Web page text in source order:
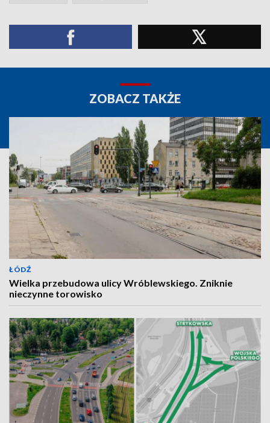
ZOBACZ TAKŻE
ŁÓDŹ
Wielka przebudowa ulicy Wróblewskiego. Zniknie
nieczynne torowisko